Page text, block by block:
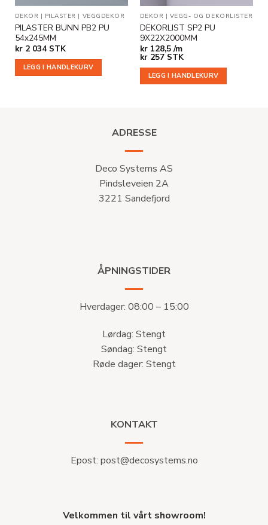
DEKOR | PILASTER | VEGGDEKOR
PILASTER BUNN PB2 PU
54x245MM
kr2 034 STK
LEGG I HANDLEKURV
DEKOR | VEGG- OG DEKORLISTER
DEKORLIST SP2 PU
9X22X2000MM
kr128,5 /m
kr257 STK
LEGG I HANDLEKURV
ADRESSE
Deco Systems AS
Pindsleveien 2A
3221 Sandefjord
ÅPNINGSTIDER
Hverdager: 08:00 – 15:00
Lørdag: Stengt
Søndag: Stengt
Røde dager: Stengt
KONTAKT
Epost: post@decosystems.no
Velkommen til vårt showroom!